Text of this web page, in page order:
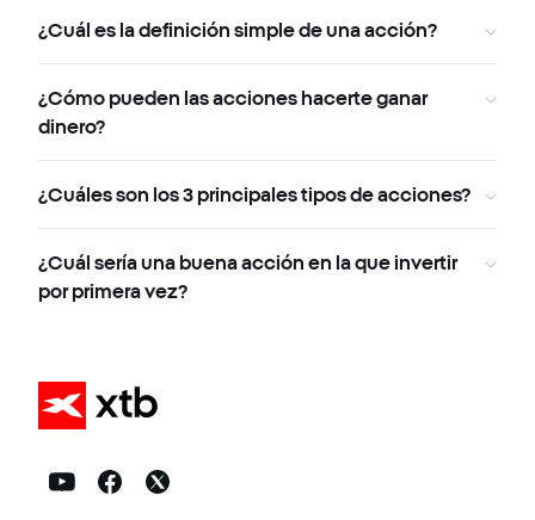
¿Cuál es la definición simple de una acción?
¿Cómo pueden las acciones hacerte ganar
dinero?
¿Cuáles son los 3 principales tipos de acciones?
¿Cuál sería una buena acción en la que invertir
por primera vez?